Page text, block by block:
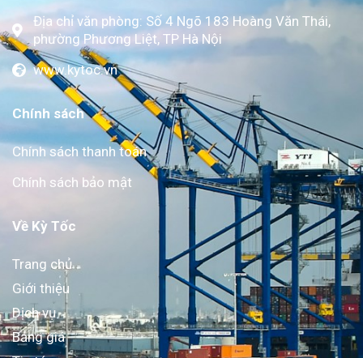
Địa chỉ văn phòng: Số 4 Ngõ 183 Hoàng Văn Thái,
phường Phương Liệt, TP Hà Nội
www.kytoc.vn
Chính sách
Chính sách thanh toán
Chính sách bảo mật
Về Kỳ Tốc
Trang chủ
Giới thiệu
Dịch vụ
Bảng giá